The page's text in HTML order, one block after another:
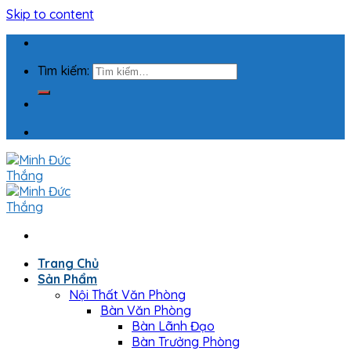
Skip to content
Tìm kiếm:
Trang Chủ
Sản Phẩm
Nội Thất Văn Phòng
Bàn Văn Phòng
Bàn Lãnh Đạo
Bàn Trưởng Phòng